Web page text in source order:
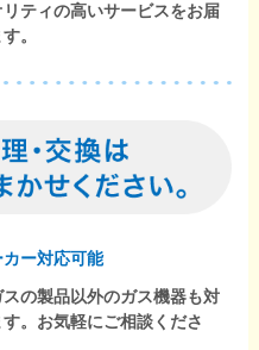
ティの高いサービスをお届
。
ー対応可能
スの製品以外のガス機器も対
す。お気軽にご相談くださ